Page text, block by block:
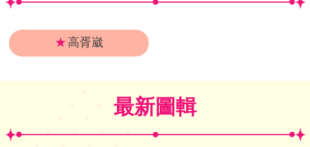
★ 高胥崴
最新圖輯